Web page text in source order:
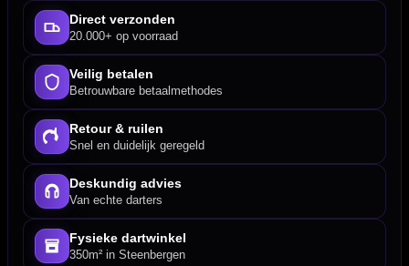
Direct verzonden
20.000+ op voorraad
Veilig betalen
Betrouwbare betaalmethodes
Retour & ruilen
Snel en duidelijk geregeld
Deskundig advies
Van echte darters
Fysieke dartwinkel
350m² in Steenbergen